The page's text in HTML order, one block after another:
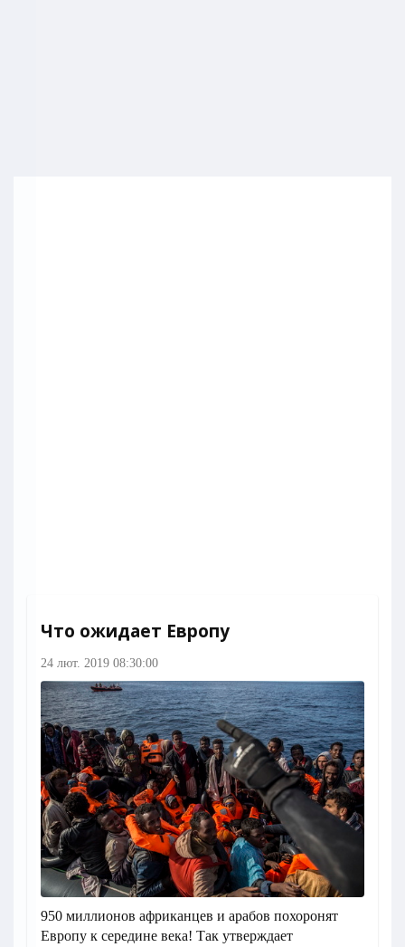
Что ожидает Европу
24 лют. 2019 08:30:00
950 миллионов африканцев и арабов похоронят
Европу к середине века! Так утверждает